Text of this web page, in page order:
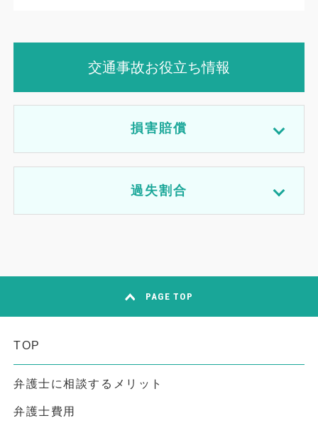
交通事故お役立ち情報
損害賠償
過失割合
PAGE TOP
TOP
弁護士に相談するメリット
弁護士費用